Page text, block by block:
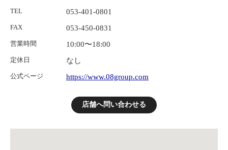
TEL 053-401-0801
FAX 053-450-0831
営業時間 10:00〜18:00
定休日 なし
公式ページ https://www.08group.com
店舗へ問い合わせる